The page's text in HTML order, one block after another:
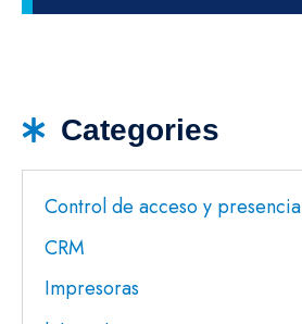
Categories
Control de acceso y presencia
CRM
Impresoras